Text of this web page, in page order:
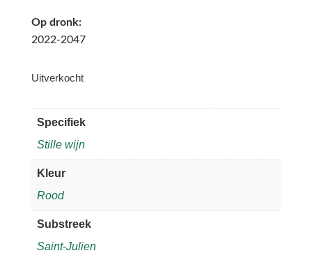
Op dronk:
2022-2047
Uitverkocht
Specifiek
Stille wijn
Kleur
Rood
Substreek
Saint-Julien